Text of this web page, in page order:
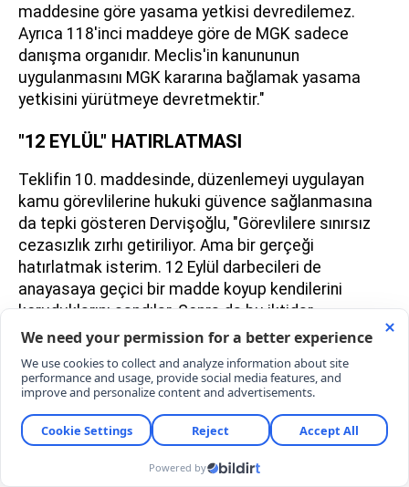
maddesine göre yasama yetkisi devredilemez.
Ayrıca 118'inci maddeye göre de MGK sadece
danışma organıdır. Meclis'in kanununun
uygulanmasını MGK kararına bağlamak yasama
yetkisini yürütmeye devretmektir."
"12 EYLÜL" HATIRLATMASI
Teklifin 10. maddesinde, düzenlemeyi uygulayan
kamu görevlilerine hukuki güvence sağlanmasına
da tepki gösteren Dervişoğlu, "Görevlilere sınırsız
cezasızlık zırhı getiriliyor. Ama bir gerçeği
hatırlatmak isterim. 12 Eylül darbecileri de
anayasaya geçici bir madde koyup kendilerini
koruduklarını sandılar. Sonra da bu iktidar
döneminde açılan davada yargılanıp ceza aldılar.
Yani böylesi bir ihanete örülecek koruma zırhı günü
geldiğinde işe yaramaz" dedi.
İYİ Parti olarak Adalet Komisyonu'nda 12 maddenin
tamamına ret oyu kullandıklarını ve Genel Kurul'da
da "hayır" diyeceklerini hatırlatan Dervişoğlu,
"Milletvekillerine sesleniyorum: Anayasa ve vatanın